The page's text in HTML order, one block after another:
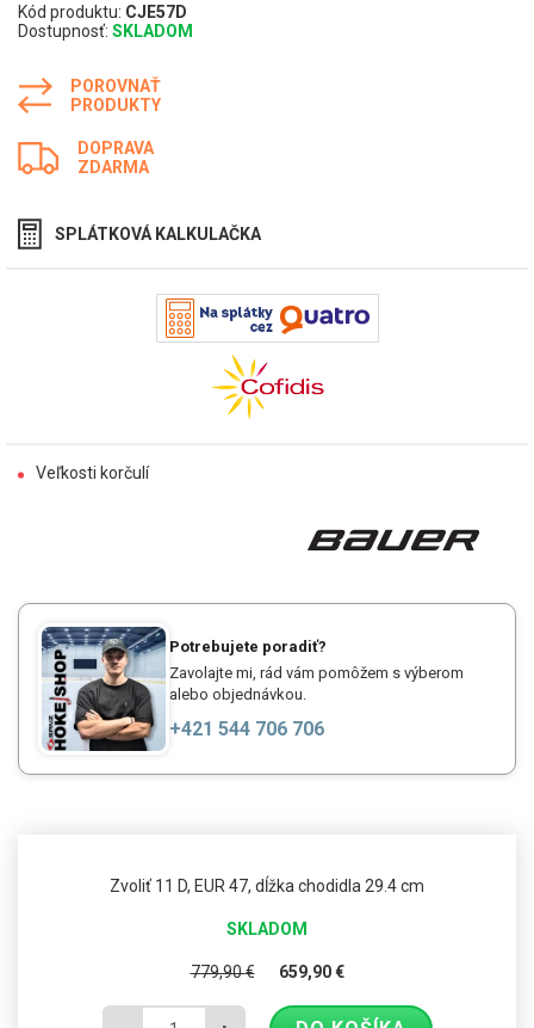
Kód produktu: CJE57D
Dostupnosť: SKLADOM
POROVNAŤ
PRODUKTY
DOPRAVA
ZDARMA
SPLÁTKOVÁ KALKULAČKA
Veľkosti korčulí
Potrebujete poradiť?
Zavolajte mi, rád vám pomôžem s výberom
alebo objednávkou.
+421 544 706 706
Zvoliť 11 D, EUR 47, dĺžka chodidla 29.4 cm
SKLADOM
779,90€ 659,90€